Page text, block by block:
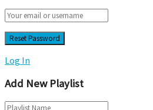
Log In
Add New Playlist